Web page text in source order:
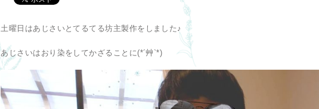
土曜日はあじさいとてるてる坊主製作をしました♪
あじさいはおり染をしてかざることに(*´艸`*)